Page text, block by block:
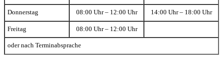
Donnerstag 08:00 Uhr – 12:00 Uhr 14:00 Uhr – 18:00 Uhr
Freitag 08:00 Uhr – 12:00 Uhr
oder nach Terminabsprache